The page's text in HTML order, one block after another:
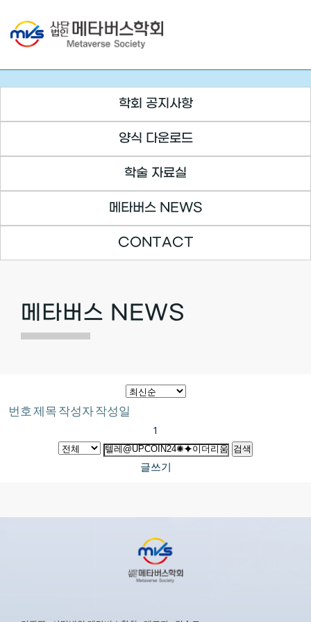
to
content
학회 공지사항
양식 다운로드
학술 자료실
메타버스 NEWS
CONTACT
메타버스 NEWS
번호제목작성자작성일
1
검색
글쓰기